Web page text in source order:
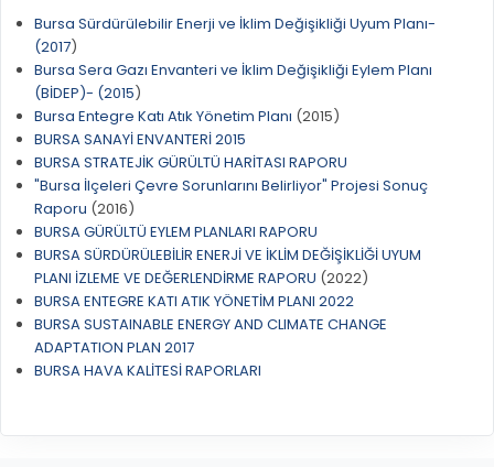
PERFORMANS PROGRAMI
BÜTÇE
FAALİYET RAPORLARI
KESİN HESAPLAR
GELİR TARİFESİ
İMAR PLANI DEĞİŞİKLİKLERİ
UKOME TOPLANTILARI
FOTOĞRAF GALERİSİ
BURSA GÜNLÜĞÜ DERGİSİ
AYKOME KARARLARI
ONLİNE KATI ATIK BAŞVURUSU
İTFAİYE OLAY KAYDI BAŞVURUSU
BADEM KAYIT
İHALE İLANLARI
DOĞRUDAN TEMİN İLANLARI
EVRAK TAKİBİ
MEZARLIK BİLGİ SİSTEMİ
GENEL EVRAK KAYIT
LOKMA DAĞITIM İZNİ BAŞVURUSU
BAĞLANTILAR
Bursa Sürdürülebilir Enerji ve İklim Değişikliği Uyum Planı-
(2017)
Bursa Sera Gazı Envanteri ve İklim Değişikliği Eylem Planı
(BİDEP)- (2015)
Bursa Entegre Katı Atık Yönetim Planı (2015)
BURSA SANAYİ ENVANTERİ 2015
BURSA STRATEJİK GÜRÜLTÜ HARİTASI RAPORU
"Bursa İlçeleri Çevre Sorunlarını Belirliyor" Projesi Sonuç
Raporu (2016)
BURSA GÜRÜLTÜ EYLEM PLANLARI RAPORU
BURSA SÜRDÜRÜLEBİLİR ENERJİ VE İKLİM DEĞİŞİKLİĞİ UYUM
PLANI İZLEME VE DEĞERLENDİRME RAPORU (2022)
BURSA ENTEGRE KATI ATIK YÖNETİM PLANI 2022
BURSA SUSTAINABLE ENERGY AND CLIMATE CHANGE
ADAPTATION PLAN 2017
BURSA HAVA KALİTESİ RAPORLARI